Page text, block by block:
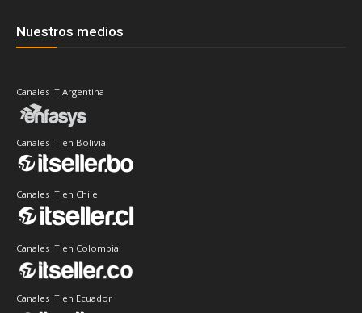
Nuestros medios
Canales IT Argentina
Canales IT en Bolivia
Canales IT en Chile
Canales IT en Colombia
Canales IT en Ecuador